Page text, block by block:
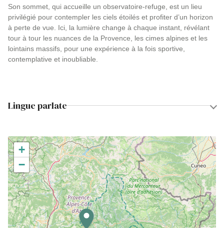
Son sommet, qui accueille un observatoire-refuge, est un lieu
privilégié pour contempler les ciels étoilés et profiter d’un horizon
à perte de vue. Ici, la lumière change à chaque instant, révélant
tour à tour les nuances de la Provence, les cimes alpines et les
lointains massifs, pour une expérience à la fois sportive,
contemplative et inoubliable.
Lingue parlate
+
−